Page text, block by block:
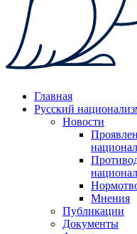
Главная
Русский
Новости
Мнения
Публикации
Документы